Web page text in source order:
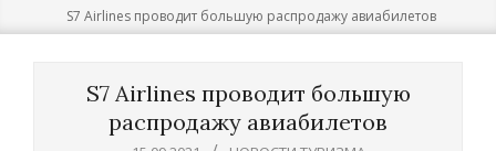
S7 Airlines проводит большую распродажу авиабилетов
S7 Airlines проводит большую
распродажу авиабилетов